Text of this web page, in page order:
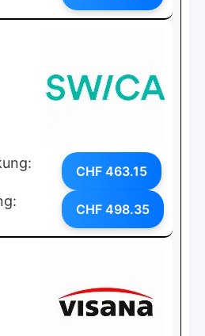
CHF 463.15
CHF 498.35